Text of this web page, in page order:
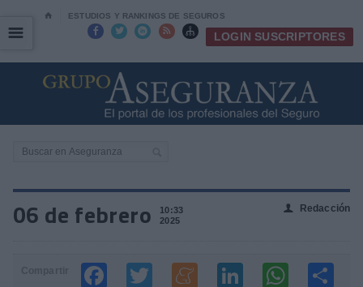
⌂ ESTUDIOS Y RANKINGS DE SEGUROS
     LOGIN SUSCRIPTORES
☰
☰
06 de febrero
10:33
2025
👤 Redacción